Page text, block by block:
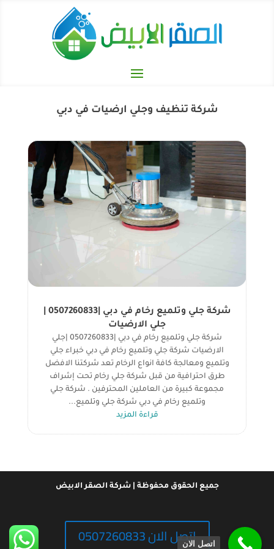
شركة تنظيف وجلي ارضيات في دبي
شركة جلي وتلميع رخام في دبي |0507260833 |
جلي الارضيات
شركة جلي وتلميع رخام في دبي |0507260833 |جلي
الارضيات شركة جلي وتلميع رخام في دبي خبراء جلي
وتلميع ومعالجة كافة انواع الرخام تعد شركتنا الافضل
طرق احترافية من قبل شركة جلي رخام تحت إشراف
مجموعة كبيرة من العاملين المحترفين . شركة جلي
وتلميع رخام في دبي شركة جلي وتلميع...
قراءة المزيد
جميع الحقوق محفوظة | شركة الصقر الابيض
اتصل الان 0507260833اتصل الان